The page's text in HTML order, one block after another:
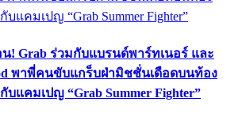
! Grab ร่วมกับแบรนด์พาร์ทเนอร์ และ
พาพี่คนขับแกร็บฝ่ามิชชั่นเดือดบนท้อง
แคมเปญ “Grab Summer Fighter”